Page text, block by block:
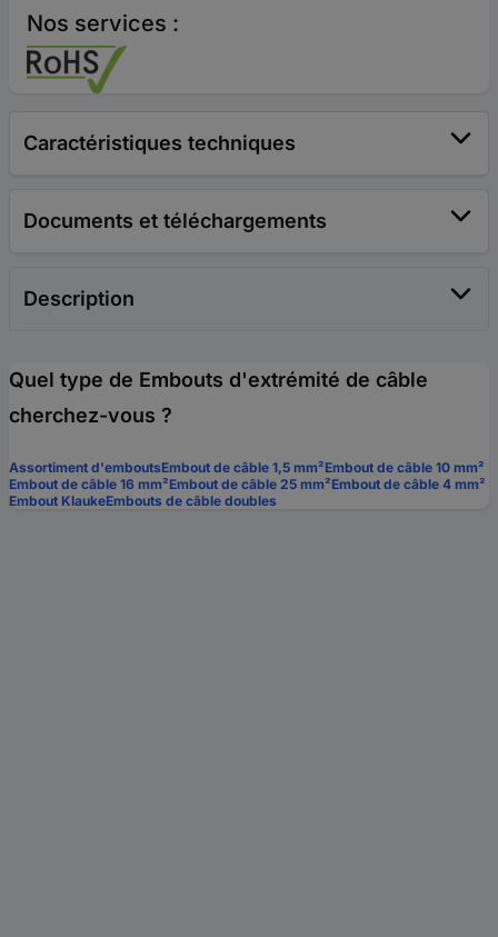
Nos services :
Caractéristiques techniques
Documents et téléchargements
Description
Quel type de Embouts d'extrémité de câble
cherchez-vous ?
Assortiment d'emboutsEmbout de câble 1,5 mm²Embout de câble 10 mm²
Embout de câble 16 mm²Embout de câble 25 mm²Embout de câble 4 mm²
Embout KlaukeEmbouts de câble doubles